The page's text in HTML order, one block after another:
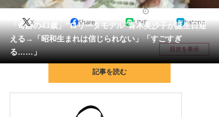
リサーチ
会員記事
メディア
注目記事を集めた総合ページ
スマホと通信の最新トレンド
「奇跡の43歳」“ロリータモデル”青木美沙子が誕生日迎
える→「昭和生まれは信じられない」「すごすぎ
る……」
X Share LINE hatena
目次を表示
記事を読む